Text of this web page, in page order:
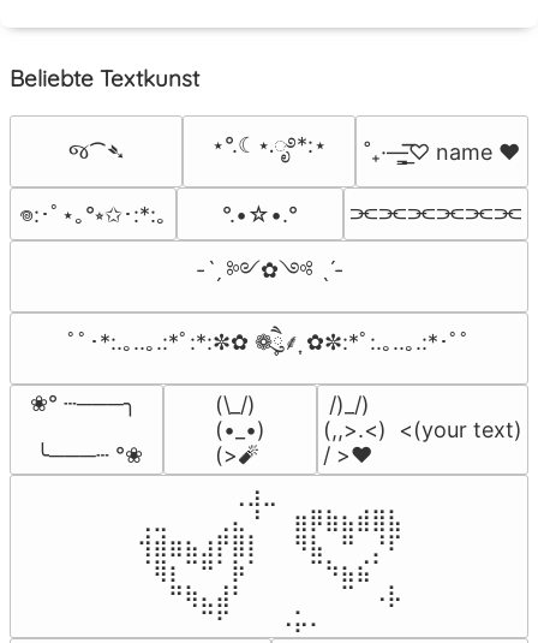
Beliebte Textkunst
જ⁀➴ ⋆°.☾⋆.ೃ࿔*:⋆ ˚₊·—̳͟͞͞♡ name ♥️
𖦹:･ﾟ⋆｡°⭒✩･:*:｡ °.•☆•.° ⫘⫘⫘⫘⫘⫘
-ˋˏ ༻✿༺ ˎˊ-
ﾟﾟ･*:.｡..｡.:*ﾟ:*:✼✿ ❁ཻུ۪۪⸙͎ ✿✼:*ﾟ:.｡..｡.:*･ﾟﾟ
❀° ┄───╮
╰───┄ °❀
(\_/)
(•_•)
(>🧨
/)_/)
(,,>.<)  <(your text)
/ >❤️
⠀⠀⠀⠀⠀⠀⢀⣰⣀⠀⠀⠀⠀⠀⠀⠀⠀
⢀⣀⠀⠀⠀⢀⣄⠘⠀⠀⣶⡿⣷⣦⣾⣿⣧
⢺⣾⣶⣦⣰⡟⣿⡇⠀⠀⠻⣧⠀⠛⠀⡘⠏
⠈⢿⡆⠉⠛⠁⡷⠁⠀⠀⠀⠉⠳⣦⣮⠁⠀
⠀⠀⠛⢷⣄⣼⠃⠀⠀⠀⠀⠀⠀⠉⠀⠠⡧
⠀⠀⠀⠀⠉⠋⠀⠀⠀⠠⡥⠄⠀⠀⠀⠀⠀